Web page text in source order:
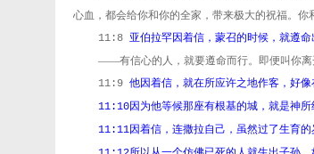
心血，都会给你和你的全家，带来极大的祝福。你
11:8 亚伯拉罕因着信，蒙召的时候，就遵
——有信心的人，就要遵命而行。即便叫你离
11:9 他因着信，就在所应许之地作客，好
11:10因为他等候那座有根基的城，就是神所
11:11因着信，连撒拉自己，虽然过了生育